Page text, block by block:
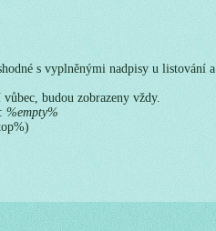
s vyplněnými nadpisy u listování a
budou zobrazeny vždy.
%empty%